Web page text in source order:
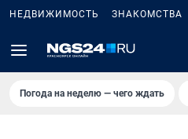
НЕДВИЖИМОСТЬ ЗНАКОМСТВА
Погода на неделю — чего ждать